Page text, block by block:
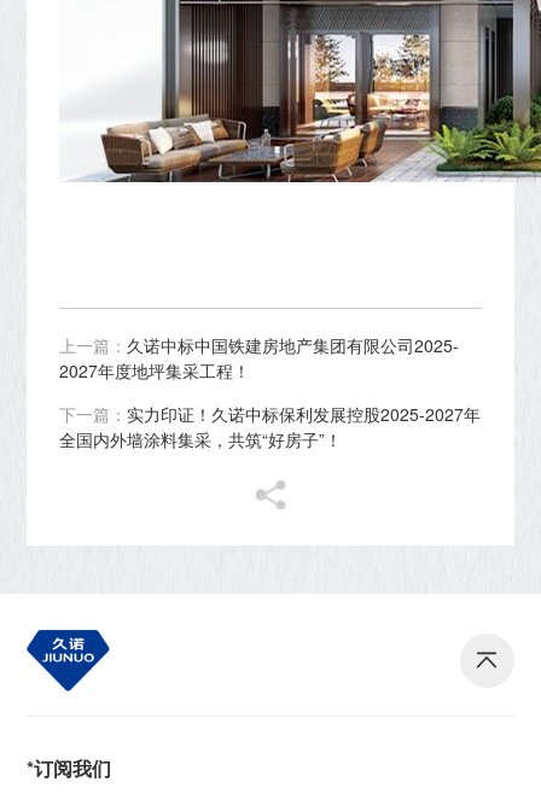
上一篇： 久诺中标中国铁建房地产集团有限公司2025-
2027年度地坪集采工程！
下一篇： 实力印证！久诺中标保利发展控股2025-2027年
全国内外墙涂料集采，共筑“好房子”！
*订阅我们